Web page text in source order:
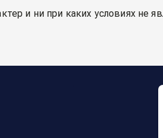
и ни при каких условиях не